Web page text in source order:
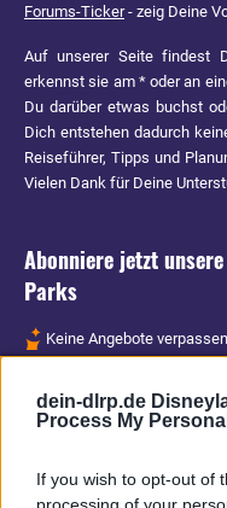
dein-dlrp.de
Process My
If you wish to opt-out of
Forums-Ticker- zeig Deine
Auf unserer Seite findest
erkennst sie am * oder an
Du darüber etwas buchst
Dich entstehen dadurch
Reiseführer, Tipps und
Vielen Dank für Deine
Abonniere jetzt
Parks
Keine Angebote verpassen
Spannende Lesetipps